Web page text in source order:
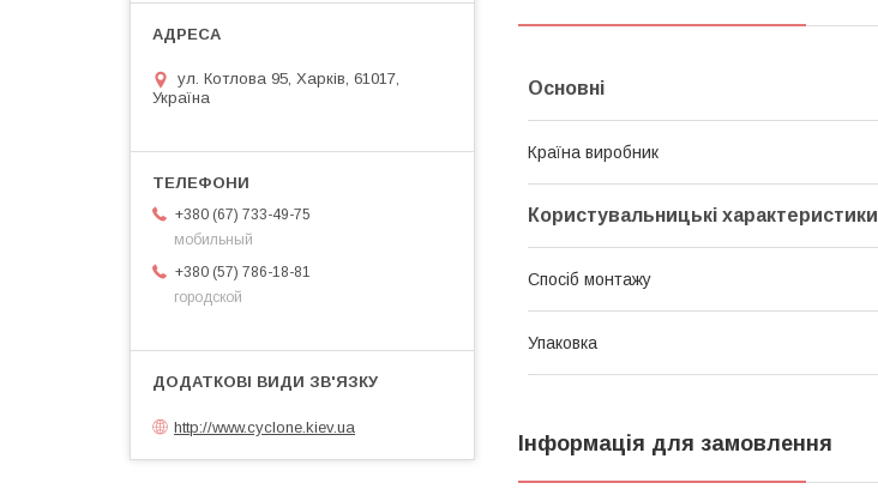
Основні
Країна виробник
Користувальницькі характеристики
Спосіб монтажу
Упаковка
Інформація для замовлення
ул. Котлова 95, Харків, 61017,
Україна
+380 (67) 733-49-75
мобильный
+380 (57) 786-18-81
городской
http://www.cyclone.kiev.ua